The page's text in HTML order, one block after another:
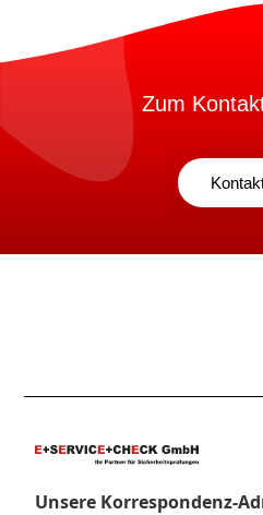
Zum
Unsere Korrespondenz-